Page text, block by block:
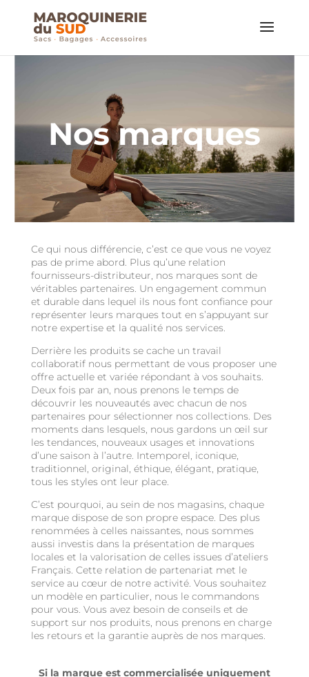
Nos marques
Ce qui nous différencie, c’est ce que vous ne voyez
pas de prime abord. Plus qu’une relation
fournisseurs-distributeur, nos marques sont de
véritables partenaires. Un engagement commun
et durable dans lequel ils nous font confiance pour
représenter leurs marques tout en s’appuyant sur
notre expertise et la qualité nos services.
Derrière les produits se cache un travail
collaboratif nous permettant de vous proposer une
offre actuelle et variée répondant à vos souhaits.
Deux fois par an, nous prenons le temps de
découvrir les nouveautés avec chacun de nos
partenaires pour sélectionner nos collections. Des
moments dans lesquels, nous gardons un œil sur
les tendances, nouveaux usages et innovations
d’une saison à l’autre. Intemporel, iconique,
traditionnel, original, éthique, élégant, pratique,
tous les styles ont leur place.
C’est pourquoi, au sein de nos magasins, chaque
marque dispose de son propre espace. Des plus
renommées à celles naissantes, nous sommes
aussi investis dans la présentation de marques
locales et la valorisation de celles issues d’ateliers
Français. Cette relation de partenariat met le
service au cœur de notre activité. Vous souhaitez
un modèle en particulier, nous le commandons
pour vous. Vous avez besoin de conseils et de
support sur nos produits, nous prenons en charge
les retours et la garantie auprès de nos marques.
Si la marque est commercialisée uniquement